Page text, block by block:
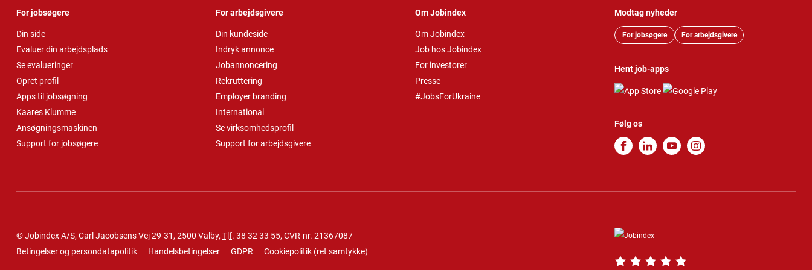
For jobsøgere
Din side
Evaluer din arbejdsplads
Se evalueringer
Opret profil
Apps til jobsøgning
Kaares Klumme
Ansøgningsmaskinen
Support for jobsøgere
For arbejdsgivere
Din kundeside
Indryk annonce
Jobannoncering
Rekruttering
Employer branding
International
Se virksomhedsprofil
Support for arbejdsgivere
Om Jobindex
Om Jobindex
Job hos Jobindex
For investorer
Presse
#JobsForUkraine
Modtag nyheder
For jobsøgere For arbejdsgivere
Hent job-apps
Følg os
© Jobindex A/S, Carl Jacobsens Vej 29-31, 2500 Valby, Tlf. 38 32 33 55, CVR-nr. 21367087
Betingelser og persondatapolitik
Handelsbetingelser GDPR Cookiepolitik (ret samtykke)